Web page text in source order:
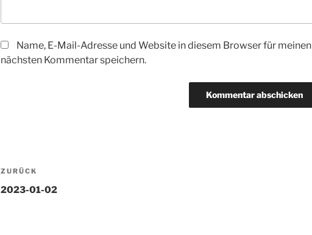
Name, E-Mail-Adresse und Website in diesem Browser für meinen
nächsten Kommentar speichern.
Beitragsnavigation
Vorheriger
Beitrag
ZURÜCK
2023-01-02